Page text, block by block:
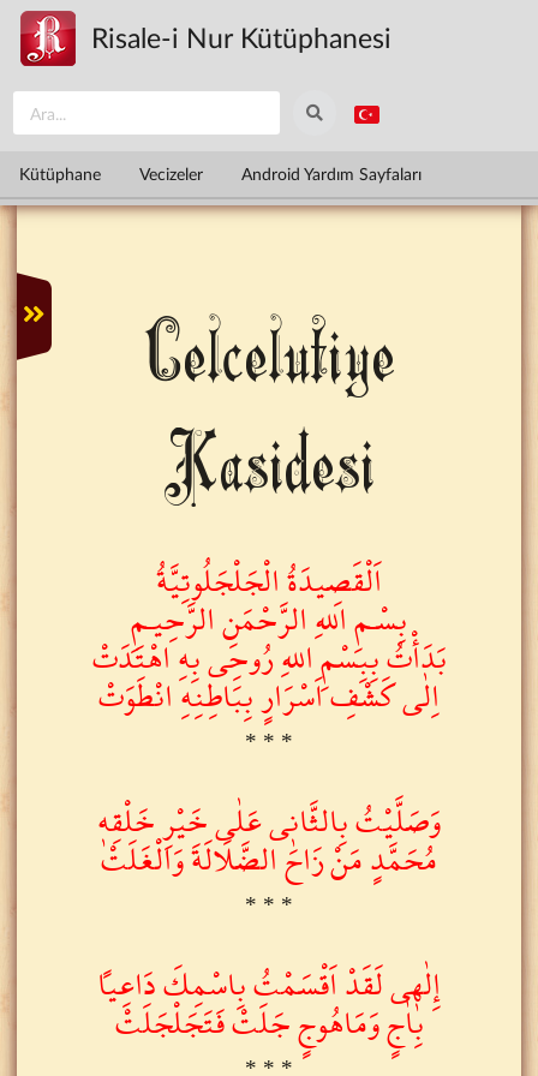
Ana içeriğe atla
Risale-i Nur Kütüphanesi
Kütüphane Vecizeler Android Yardım Sayfaları
Celcelutiye
Kasidesi
اَلْقَصِيدَةُ الْجَلْجَلُوتِيَّةُ
بِسْـمِ اللهِ الرَّحْمَنِ الرَّحِيـمِ
بَدَأْتُ بِبِسْمِ اللهِ رُوحِى بِهِ اهْتَدَتْ
اِلٰى كَشْفِ اَسْرَارٍ بِبَاطِنِهِ انْطَوَتْ
* * *
وَصَلَّيْتُ بِالثَّان۪ى عَلٰى خَيْرِ خَلْقِه۪
مُحَمَّدٍ مَنْ زَاحَ الضَّلَالَةَ وَالْغَلَتْ
* * *
إِلٰه۪ى لَقَدْ اَقْسَمْتُ بِاسْمِكَ دَاعِياً
بِاٰجٍ وَمَاهُوجٍ جَلَتْ فَتَجَلْجَلَتْ
* * *